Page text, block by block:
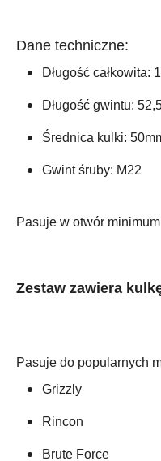
Dane techniczne:
Długość całkowita:
Długość gwintu:
Średnica kulki:
Gwint śruby: M22
Pasuje w otwór
Zestaw zawiera
Pasuje do popularnych
Grizzly
Rincon
Brute Force